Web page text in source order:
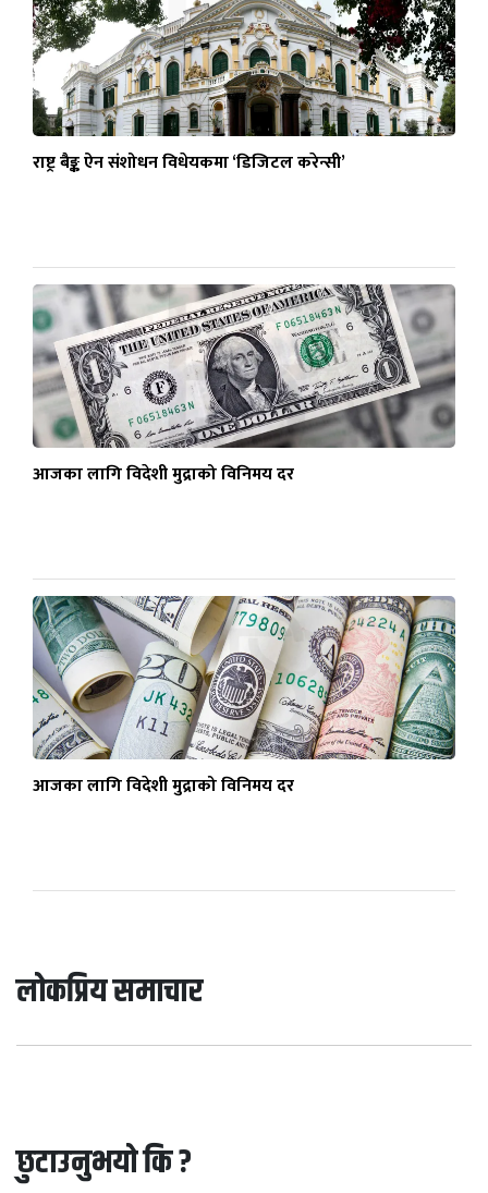
राष्ट्र बैङ्क ऐन संशोधन विधेयकमा ‘डिजिटल करेन्सी’
आजका लागि विदेशी मुद्राको विनिमय दर
आजका लागि विदेशी मुद्राको विनिमय दर
लोकप्रिय समाचार
छुटाउनुभयो कि ?